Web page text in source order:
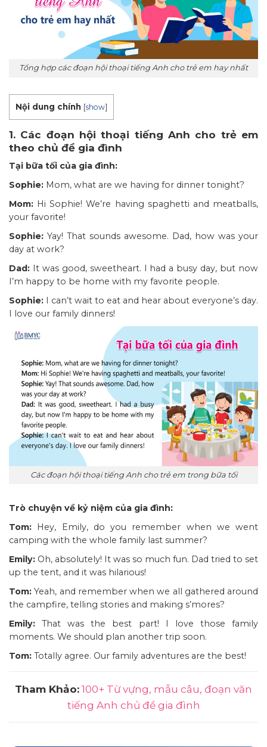
Tổng hợp các đoạn hội thoại tiếng Anh cho trẻ em hay nhất
Nội dung chính [show]
1. Các đoạn hội thoại tiếng Anh cho trẻ em
theo chủ đề gia đình
Tại bữa tối của gia đình:
Sophie: Mom, what are we having for dinner tonight?
Mom: Hi Sophie! We’re having spaghetti and meatballs,
your favorite!
Sophie: Yay! That sounds awesome. Dad, how was your
day at work?
Dad: It was good, sweetheart. I had a busy day, but now
I’m happy to be home with my favorite people.
Sophie: I can’t wait to eat and hear about everyone’s day.
I love our family dinners!
Các đoạn hội thoại tiếng Anh cho trẻ em trong bữa tối
Trò chuyện về kỷ niệm của gia đình:
Tom: Hey, Emily, do you remember when we went
camping with the whole family last summer?
Emily: Oh, absolutely! It was so much fun. Dad tried to set
up the tent, and it was hilarious!
Tom: Yeah, and remember when we all gathered around
the campfire, telling stories and making s’mores?
Emily: That was the best part! I love those family
moments. We should plan another trip soon.
Tom: Totally agree. Our family adventures are the best!
Tham Khảo:100+ Từ vựng, mẫu câu, đoạn văn
tiếng Anh chủ đề gia đình